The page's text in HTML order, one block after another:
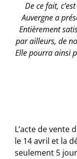
De ce fait,
Auvergne a
Entièrement
par ailleurs, de
Elle pourra ainsi
L’acte de vente
le 14 avril et la
seulement 5